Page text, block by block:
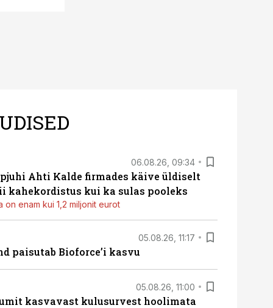
06.08.26, 09:34
Ahti Kalde firmades käive üldiselt
kahekordistus kui ka sulas pooleks
on enam kui 1,2 miljonit eurot
05.08.26, 11:17
paisutab Bioforce’i kasvu
05.08.26, 11:00
kasvavast kulusurvest hoolimata